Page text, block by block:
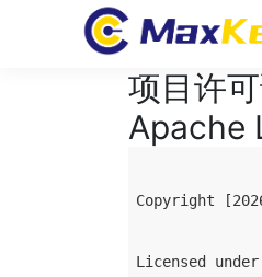
项目许
Apache
Copyright
Licensed